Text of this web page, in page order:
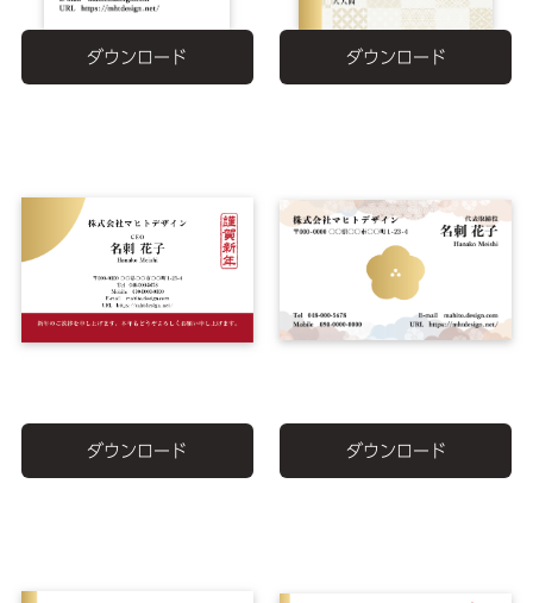
ダウンロード ダウンロード
ダウンロード ダウンロード